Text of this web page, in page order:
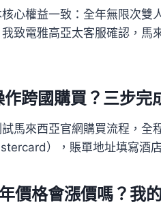
心權益一致：全年無限次雙
致電雅高亞太客服確認，馬
作跨國購買？三步完
馬來西亞官網購買流程，全
），賬單地址填寫酒
價格會漲價嗎？我